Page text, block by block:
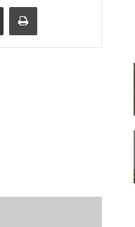
Podijeli putem Emaila Print